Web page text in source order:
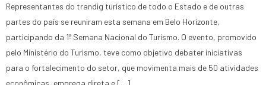
Representantes do trandig turístico de todo o Estado e de outras
partes do país se reuniram esta semana em Belo Horizonte,
participando da 1ª Semana Nacional do Turismo. O evento, promovido
pelo Ministério do Turismo, teve como objetivo debater iniciativas
para o fortalecimento do setor, que movimenta mais de 50 atividades
econômicas, emprega direta e […]